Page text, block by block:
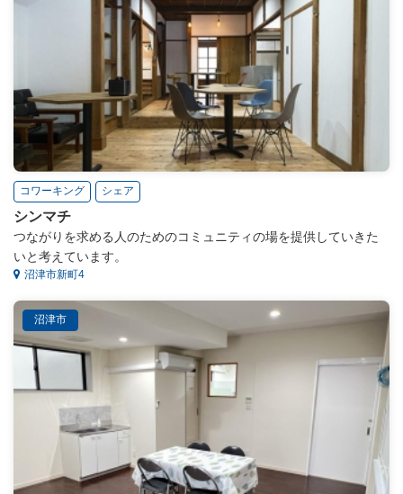
コワーキング シェア
シンマチ
つながりを求める人のためのコミュニティの場を提供していきた
いと考えています。
沼津市新町4
沼津市